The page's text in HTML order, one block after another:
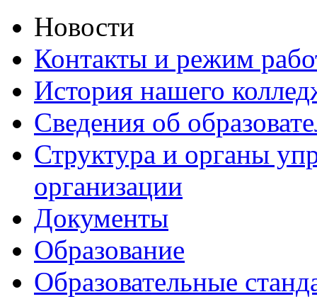
Новости
Контакты и режим
История нашего
Сведения об
Структура и органы
организации
Документы
Образование
Образовательные